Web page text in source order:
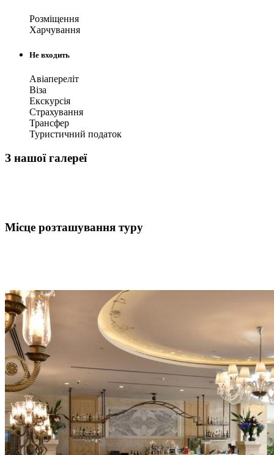
Розміщення
Харчування
Не входить
Авіапереліт
Віза
Екскурсія
Страхування
Трансфер
Туристичний податок
З нашої галереї
Місце розташування туру